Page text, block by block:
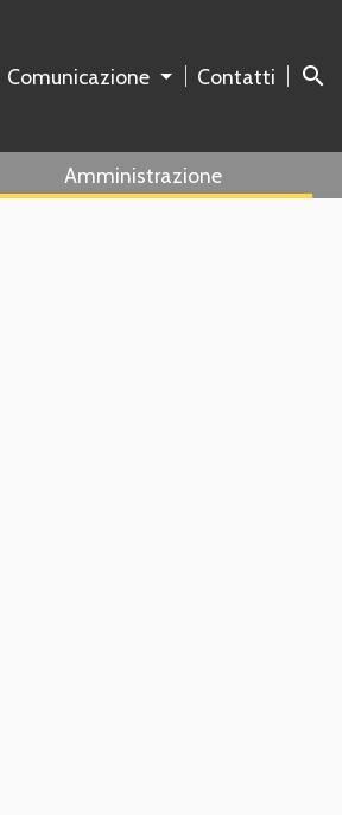
Comunicazione Contatti search
Amministrazione